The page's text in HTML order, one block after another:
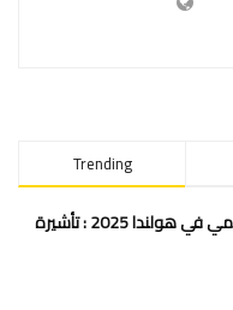
Trending
فرصة رائعة للعمل الموسمي في هولندا 2025 : تأشيرة